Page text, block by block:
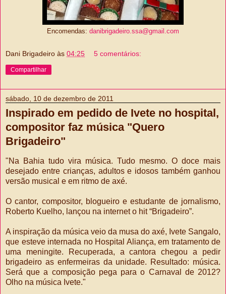
Encomendas: danibrigadeiro.ssa@gmail.com
Dani Brigadeiro às 04:25 5 comentários:
Compartilhar
sábado, 10 de dezembro de 2011
Inspirado em pedido de Ivete no hospital,
compositor faz música "Quero
Brigadeiro"
"Na Bahia tudo vira música. Tudo mesmo. O doce mais
desejado entre crianças, adultos e idosos também ganhou
versão musical e em ritmo de axé.
O cantor, compositor, blogueiro e estudante de jornalismo,
Roberto Kuelho, lançou na internet o hit “Brigadeiro”.
A inspiração da música veio da musa do axé, Ivete Sangalo,
que esteve internada no Hospital Aliança, em tratamento de
uma meningite. Recuperada, a cantora chegou a pedir
brigadeiro as enfermeiras da unidade. Resultado: música.
Será que a composição pega para o Carnaval de 2012?
Olho na música Ivete."